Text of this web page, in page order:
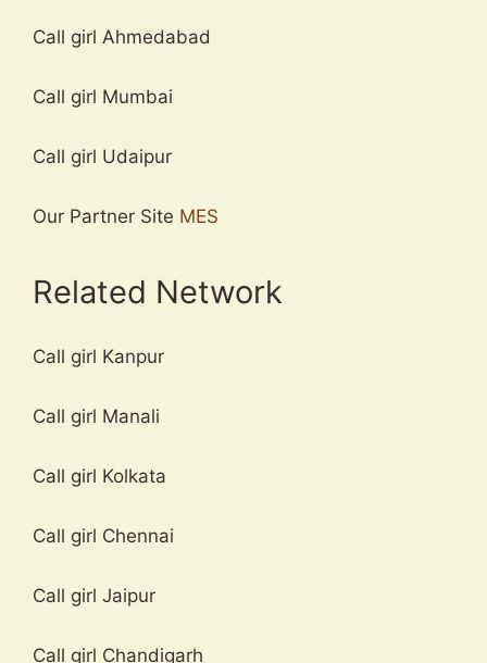
Call girl Ahmedabad
Call girl Mumbai
Call girl Udaipur
Our Partner Site MES
Related Network
Call girl Kanpur
Call girl Manali
Call girl Kolkata
Call girl Chennai
Call girl Jaipur
Call girl Chandigarh